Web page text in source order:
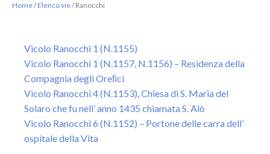
Home/Elenco vie/Ranocchi
Vicolo Ranocchi 1 (N.1155)
Vicolo Ranocchi 1 (N.1157, N.1156) – Residenza della
Compagnia degli Oreﬁci
Vicolo Ranocchi 4 (N.1153), Chiesa di S. Maria del
Solaro che fu nell’ anno 1435 chiamata S. Alò
Vicolo Ranocchi 6 (N.1152) – Portone delle carra dell’
ospitale della Vita